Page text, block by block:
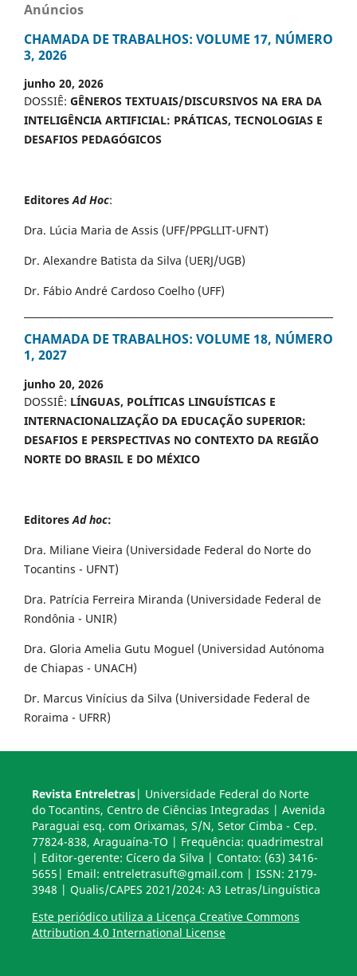
Anúncios
CHAMADA DE TRABALHOS: VOLUME 17, NÚMERO
3, 2026
junho 20, 2026
DOSSIÊ: GÊNEROS TEXTUAIS/DISCURSIVOS NA ERA DA
INTELIGÊNCIA ARTIFICIAL: PRÁTICAS, TECNOLOGIAS E
DESAFIOS PEDAGÓGICOS
EditoresAd Hoc:
Dra. Lúcia Maria de Assis (UFF/PPGLLIT-UFNT)
Dr. Alexandre Batista da Silva (UERJ/UGB)
Dr. Fábio André Cardoso Coelho (UFF)
CHAMADA DE TRABALHOS: VOLUME 18, NÚMERO
1, 2027
junho 20, 2026
DOSSIÊ: LÍNGUAS, POLÍTICAS LINGUÍSTICAS E
INTERNACIONALIZAÇÃO DA EDUCAÇÃO SUPERIOR:
DESAFIOS E PERSPECTIVAS NO CONTEXTO DA REGIÃO
NORTE DO BRASIL E DO MÉXICO
Editores Ad hoc:
Dra. Miliane Vieira (Universidade Federal do Norte do
Tocantins - UFNT)
Dra. Patrícia Ferreira Miranda (Universidade Federal de
Rondônia - UNIR)
Dra. Gloria Amelia Gutu Moguel (Universidad Autónoma
de Chiapas - UNACH)
Dr. Marcus Vinícius da Silva (Universidade Federal de
Roraima - UFRR)
Revista Entreletras| Universidade Federal do Norte
do Tocantins, Centro de Ciências Integradas | Avenida
Paraguai esq. com Orixamas, S/N, Setor Cimba - Cep.
77824-838, Araguaína-TO | Frequência: quadrimestral
| Editor-gerente: Cícero da Silva | Contato: (63) 3416-
5655| Email: entreletrasuft@gmail.com | ISSN: 2179-
3948 | Qualis/CAPES 2021/2024: A3 Letras/Linguística
Este periódico utiliza a Licença Creative Commons
Attribution 4.0 International License